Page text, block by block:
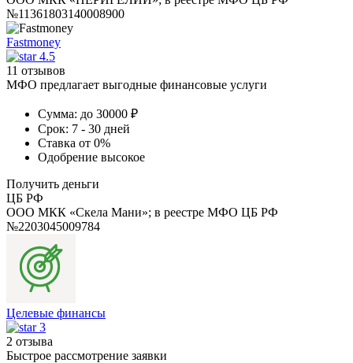
№11361803140008900
Fastmoney
4.5
11 отзывов
МФО предлагает выгодные финансовые услуги
Сумма: до 30000 ₽
Срок: 7 - 30 дней
Ставка от 0%
Одобрение высокое
Получить деньги
ЦБ РФ
ООО МКК «Скела Мани»; в реестре МФО ЦБ РФ
№2203045009784
Целевые финансы
3
2 отзыва
Быстрое рассмотрение заявки